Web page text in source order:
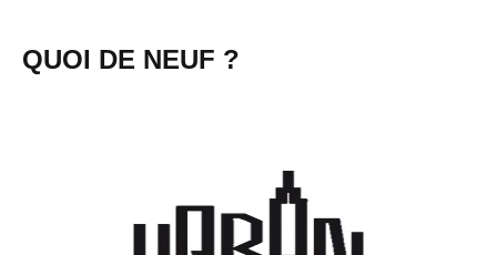
QUOI DE NEUF ?